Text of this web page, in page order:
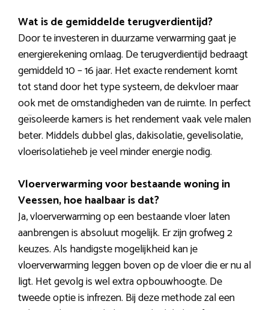
Wat is de gemiddelde terugverdientijd?
Door te investeren in duurzame verwarming gaat je
energierekening omlaag. De terugverdientijd bedraagt
gemiddeld 10 – 16 jaar. Het exacte rendement komt
tot stand door het type systeem, de dekvloer maar
ook met de omstandigheden van de ruimte. In perfect
geïsoleerde kamers is het rendement vaak vele malen
beter. Middels dubbel glas, dakisolatie, gevelisolatie,
vloerisolatieheb je veel minder energie nodig.
Vloerverwarming voor bestaande woning in
Veessen, hoe haalbaar is dat?
Ja, vloerverwarming op een bestaande vloer laten
aanbrengen is absoluut mogelijk. Er zijn grofweg 2
keuzes. Als handigste mogelijkheid kan je
vloerverwarming leggen boven op de vloer die er nu al
ligt. Het gevolg is wel extra opbouwhoogte. De
tweede optie is infrezen. Bij deze methode zal een